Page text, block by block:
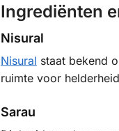
Ingrediënten
Nisural
Nisural staat bekend
ruimte voor
Sarau